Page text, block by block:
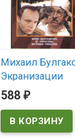
Михаил
Экранизации
(Морфий /
Собачье
Роковые яйца)
588₽